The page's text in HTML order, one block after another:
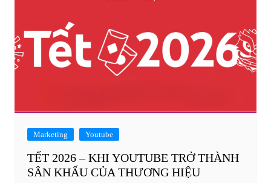
Marketing Youtube
TẾT 2026 – KHI YOUTUBE TRỞ THÀNH
SÂN KHẤU CỦA THƯƠNG HIỆU